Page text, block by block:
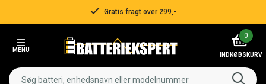
Gratis fragt over 299,-
MENU
0
INDKØBSKURV